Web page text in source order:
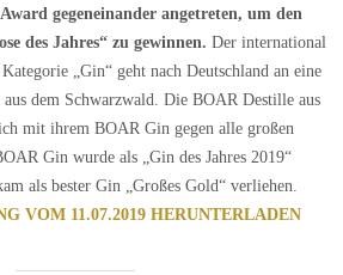
gegeneinander angetreten, um den
des Jahres“ zu gewinnen. Der international
„Gin“ geht nach Deutschland an eine
dem Schwarzwald. Die BOAR Destille aus
mit ihrem BOAR Gin gegen alle großen
Gin wurde als „Gin des Jahres 2019“
als bester Gin „Großes Gold“ verliehen.
VOM 11.07.2019 HERUNTERLADEN